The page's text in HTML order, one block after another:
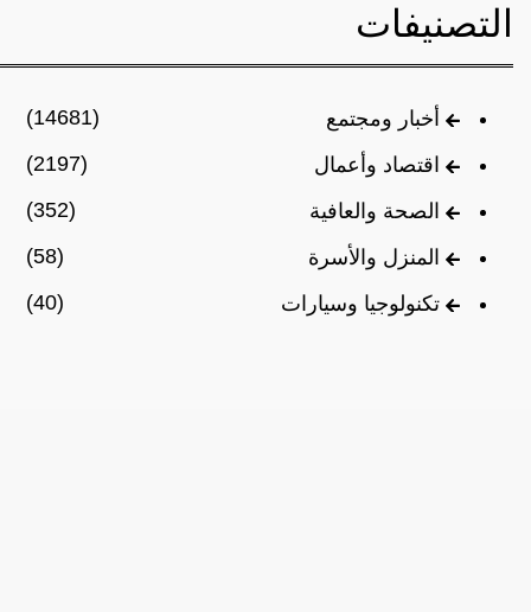
التصنيفات
أخبار ومجتمع
(14681)
اقتصاد وأعمال
(2197)
الصحة والعافية
(352)
المنزل والأسرة
(58)
تكنولوجيا وسيارات
(40)